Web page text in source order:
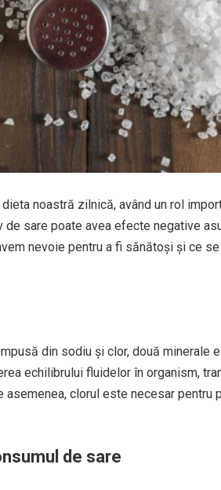
noastră zilnică, având un rol
de sare poate avea efecte negative
nevoie pentru a fi sănătoși și ce
din sodiu și clor, două minerale
echilibrului fluidelor în organism,
asemenea, clorul este necesar pentru
de sare